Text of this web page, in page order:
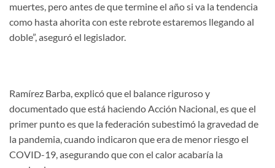
muertes, pero antes de que termine el año si va la tendencia
como hasta ahorita con este rebrote estaremos llegando al
doble”, aseguró el legislador.
Ramírez Barba, explicó que el balance riguroso y
documentado que está haciendo Acción Nacional, es que el
primer punto es que la federación subestimó la gravedad de
la pandemia, cuando indicaron que era de menor riesgo el
COVID-19, asegurando que con el calor acabaría la